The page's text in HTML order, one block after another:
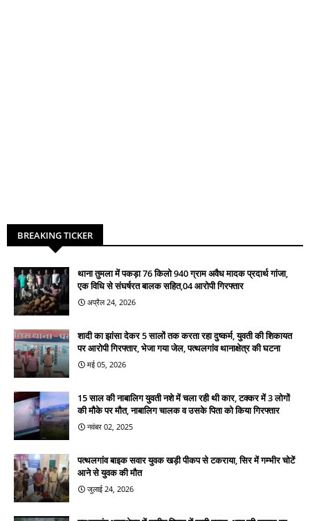
BREAKING TICKER
थाना तुमला में पकड़ा 76 किलो 940 ग्राम अवैध मादक प्रदार्थ गांजा,
एक विधि से संघर्षरत बालक सहित,04 आरोपी गिरफ्तार
अप्रैल 24, 2026
शादी का झांसा देकर 5 सालों तक करता रहा दुष्कर्म, युवती की शिकायत
पर आरोपी गिरफ्तार, भेजा गया जेल, पत्थलगांव थानाक्षेत्र की घटना
मई 05, 2026
15 साल की नाबालिग युवती नशे में चला रही थी कार, टक्कर में 3 लोगों
की मौके पर मौत, नाबालिग चालक व उसके पिता को किया गिरफ्तार
नवंबर 02, 2025
पत्थलगांव बाइक सवार युवक खड़ी पीकप से टकराया, सिर में गम्भीर चोटें
आने से युवक की मौत
जुलाई 24, 2026